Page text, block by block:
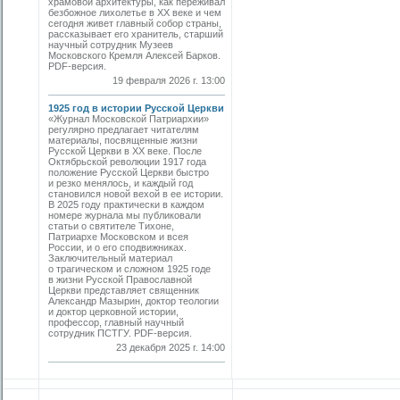
безбожное лихолетье в ХХ веке и чем
сегодня живет главный собор страны,
рассказывает его хранитель, старший
научный сотрудник Музеев
Московского Кремля Алексей Барков.
PDF-версия.
19 февраля 2026 г. 13:00
1925 год в истории Русской Церкви
«Журнал Московской Патриархии»
регулярно предлагает читателям
материалы, посвященные жизни
Русской Церкви в ХХ веке. После
Октябрьской революции 1917 года
положение Русской Церкви быстро
и резко менялось, и каждый год
становился новой вехой в ее истории.
В 2025 году практически в каждом
номере журнала мы публиковали
статьи о святителе Тихоне,
Патриархе Московском и всея
России, и о его сподвижниках.
Заключительный материал
о трагическом и сложном 1925 годе
в жизни Русской Православной
Церкви представляет священник
Александр Мазырин, доктор теологии
и доктор церковной истории,
профессор, главный научный
сотрудник ПСТГУ. PDF-версия.
23 декабря 2025 г. 14:00